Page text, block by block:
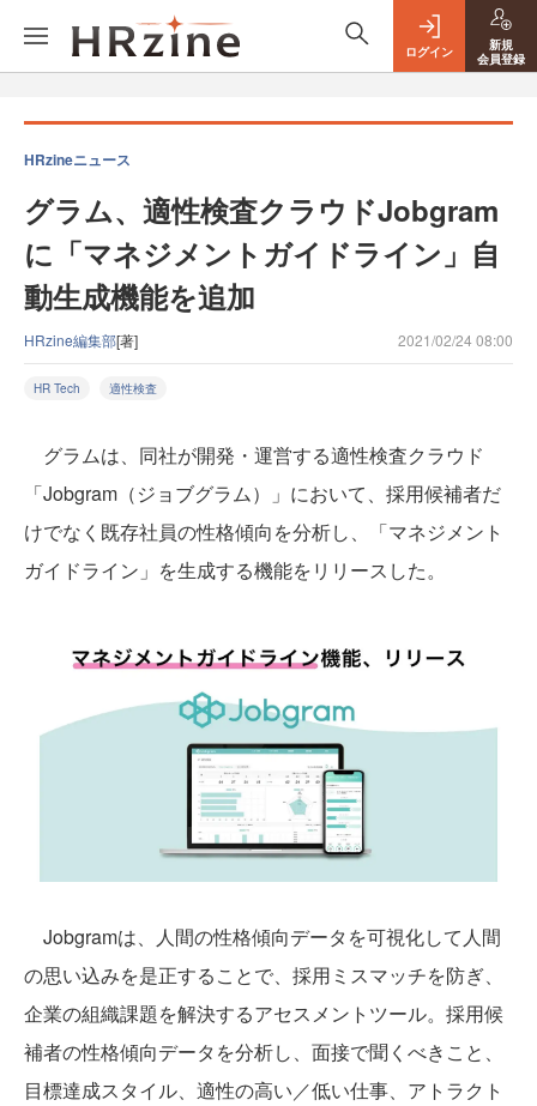
ログイン
新規
会員登録
HRzineニュース
グラム、適性検査クラウドJobgram
に「マネジメントガイドライン」自
動生成機能を追加
HRzine編集部[著] 2021/02/24 08:00
HR Tech 適性検査
グラムは、同社が開発・運営する適性検査クラウド
「Jobgram（ジョブグラム）」において、採用候補者だ
けでなく既存社員の性格傾向を分析し、「マネジメント
ガイドライン」を生成する機能をリリースした。
Jobgramは、人間の性格傾向データを可視化して人間
の思い込みを是正することで、採用ミスマッチを防ぎ、
企業の組織課題を解決するアセスメントツール。採用候
補者の性格傾向データを分析し、面接で聞くべきこと、
目標達成スタイル、適性の高い／低い仕事、アトラクト